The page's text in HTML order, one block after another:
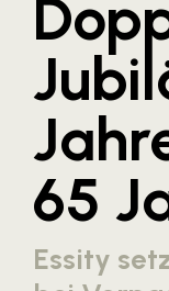
Meldungen
AKTUELLES
ACO
ALEX
Amazon
AustroCel
65
Essity